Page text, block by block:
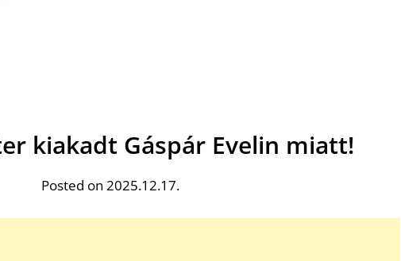
kiakadt Gáspár Evelin miatt!
Posted on 2025.12.17.